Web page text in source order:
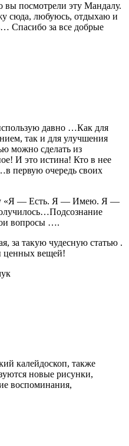
вы посмотрели эту Мандалу.
сюда, любуюсь, отдыхаю и
Спасибо за все добрые
давно …Как для
так и для улучшения
можно сделать из
И это истина! Кто в нее
первую очередь своих
«Я — Есть. Я — Имею. Я —
вопросы ….
за такую чудесную статью .
ценных вещей!
калейдоскоп, также
новые рисунки,
воспоминания,